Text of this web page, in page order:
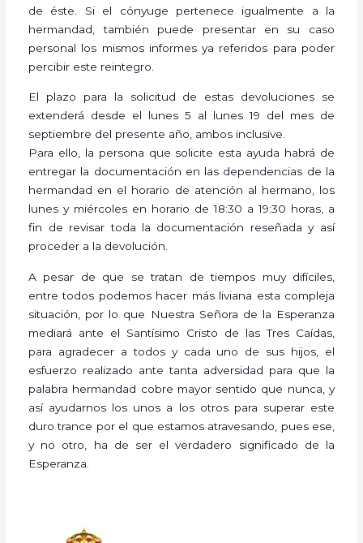
de éste. Si el cónyuge pertenece igualmente a la
hermandad, también puede presentar en su caso
personal los mismos informes ya referidos para poder
percibir este reintegro.
El plazo para la solicitud de estas devoluciones se
extenderá desde el lunes 5 al lunes 19 del mes de
septiembre del presente año, ambos inclusive.
Para ello, la persona que solicite esta ayuda habrá de
entregar la documentación en las dependencias de la
hermandad en el horario de atención al hermano, los
lunes y miércoles en horario de 18:30 a 19:30 horas, a
fin de revisar toda la documentación reseñada y así
proceder a la devolución.
A pesar de que se tratan de tiempos muy difíciles,
entre todos podemos hacer más liviana esta compleja
situación, por lo que Nuestra Señora de la Esperanza
mediará ante el Santísimo Cristo de las Tres Caídas,
para agradecer a todos y cada uno de sus hijos, el
esfuerzo realizado ante tanta adversidad para que la
palabra hermandad cobre mayor sentido que nunca, y
así ayudarnos los unos a los otros para superar este
duro trance por el que estamos atravesando, pues ese,
y no otro, ha de ser el verdadero significado de la
Esperanza.